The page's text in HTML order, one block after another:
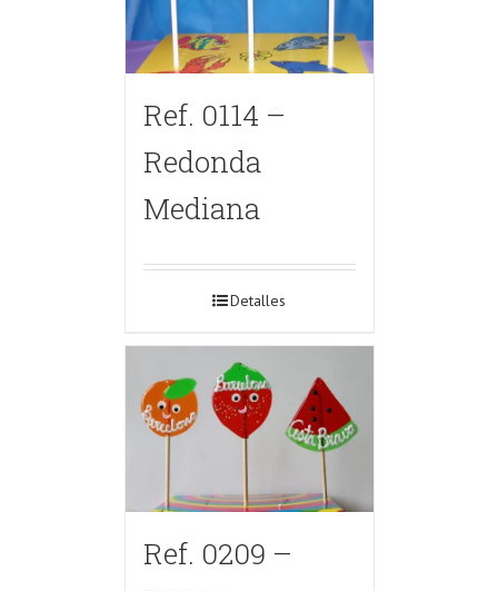
Ref. 0114 –
Redonda
Mediana
Detalles
Ref. 0209 –